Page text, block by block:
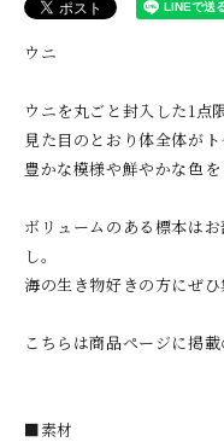
ウニ
ウニを丸ごと封入した1点
見た目のとおり体全体が
豊かな模様や鮮やかな色を
ボリュームのある標本は
し。
海の生き物好きの方にぜひ
こちらは商品ページに掲載
■素材